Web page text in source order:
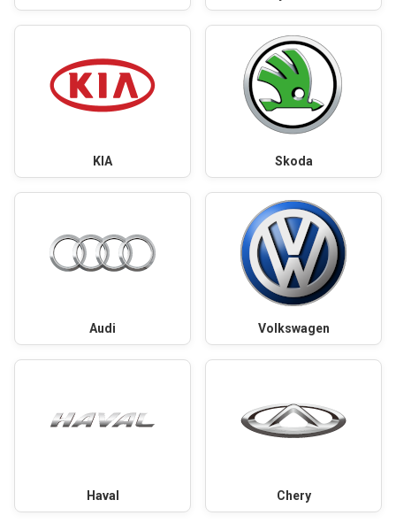
KIA Skoda
Audi Volkswagen
Haval Chery